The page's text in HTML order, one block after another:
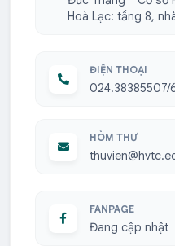
Hoà Lạc: tầng 8,
ĐIỆN THOẠI
024.38385507/
HÒM THƯ
FANPAGE
Đang cập nhật